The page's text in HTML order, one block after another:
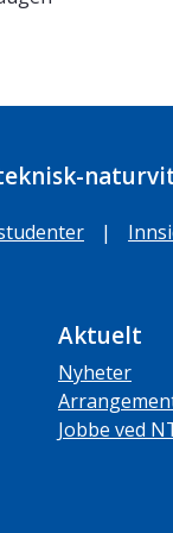
|
Aktuelt
Nyheter
Jobbe ved